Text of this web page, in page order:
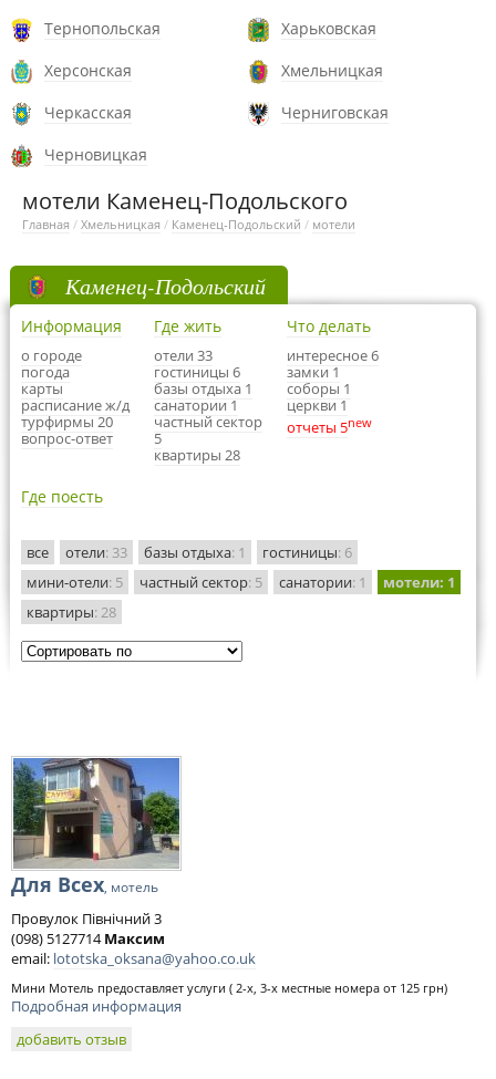
Тернопольская
Харьковская
Херсонская
Хмельницкая
Черкасская
Черниговская
Черновицкая
мотели Каменец-Подольского
Главная / Хмельницкая / Каменец-Подольский / мотели
Каменец-Подольский
Информация
о городе
погода
карты
расписание ж/д
турфирмы 20
вопрос-ответ
Где жить
отели 33
гостиницы 6
базы отдыха 1
санатории 1
частный сектор
5
квартиры 28
Что делать
интересное 6
замки 1
соборы 1
церкви 1
отчеты 5new
Где поесть
все отели: 33 базы отдыха: 1 гостиницы: 6
мини-отели: 5 частный сектор: 5 санатории: 1 мотели: 1
квартиры: 28
Для Всех, мотель
Провулок Пiвнiчний 3
(098) 5127714Максим
email: lototska_oksana@yahoo.co.uk
Мини Мотель предоставляет услуги ( 2-х, 3-х местные номера от 125 грн)
Подробная информация
добавить отзыв